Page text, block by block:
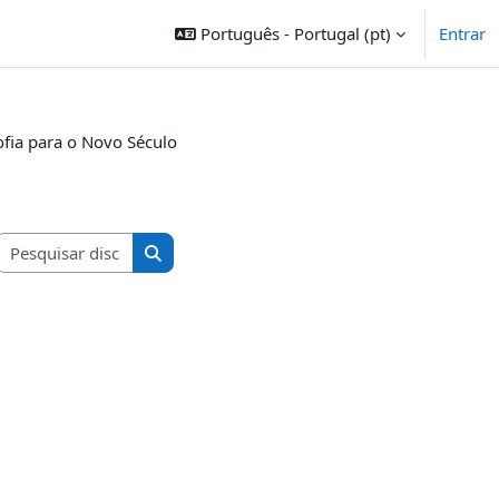
Português - Portugal ‎(pt)‎ Entrar
para o Novo Século
Pesquisar disciplinas
Pesquisar disciplinas